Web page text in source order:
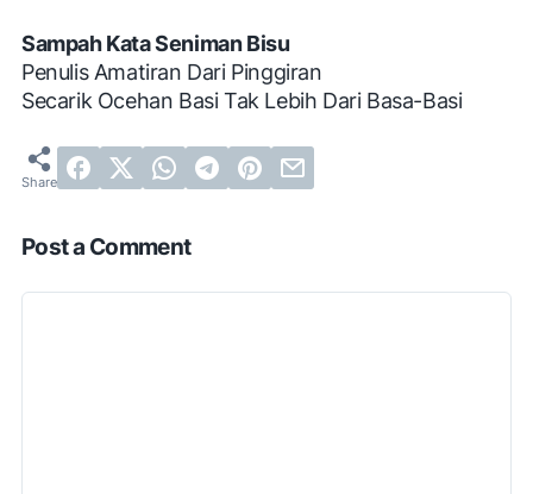
Sampah Kata Seniman Bisu
Penulis Amatiran Dari Pinggiran
Secarik Ocehan Basi Tak Lebih Dari Basa-Basi
Post a Comment